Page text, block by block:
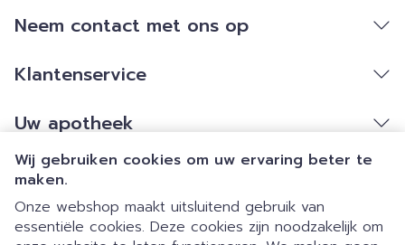
Wij gebruiken cookies om uw ervaring beter te
maken.
Onze webshop maakt uitsluitend gebruik van
essentiële cookies. Deze cookies zijn noodzakelijk om
Neem contact met ons op
Klantenservice
Uw apotheek